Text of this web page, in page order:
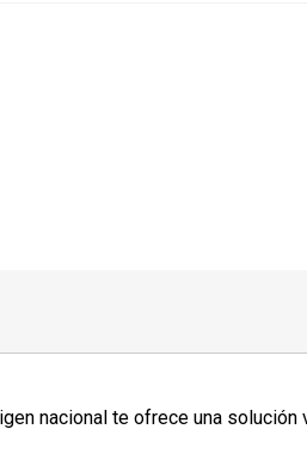
nacional te ofrece una solución